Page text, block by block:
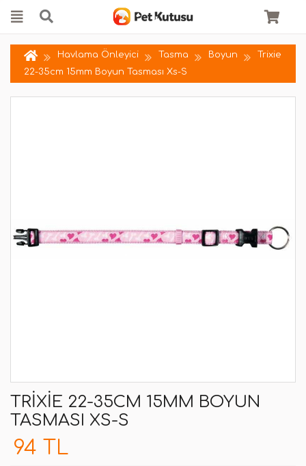
Havlama Önleyici Tasma Boyun
Trixie
22-35cm 15mm Boyun Tasması Xs-S
TRIXIE 22-35CM 15MM BOYUN
TASMASI XS-S
94 TL